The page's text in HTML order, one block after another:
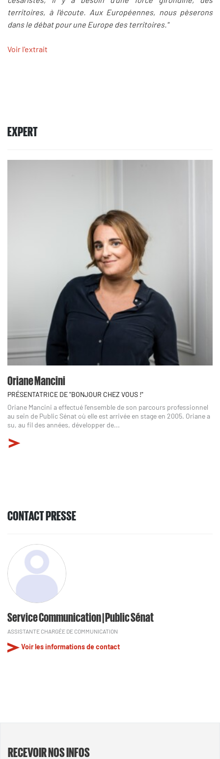
territoires, à l'écoute. Aux Européennes, nous pèserons
dans le débat pour une Europe des territoires."
Voir l'extrait
EXPERT
Oriane Mancini
PRÉSENTATRICE DE "BONJOUR CHEZ VOUS !"
Oriane Mancini a effectué l’ensemble de son parcours professionnel
au sein de Public Sénat où elle est arrivée en stage en 2005. Oriane a
su, au fil des années, développer de...
CONTACT PRESSE
Service Communication | Public Sénat
ASSISTANTE CHARGÉE DE COMMUNICATION
Voir les informations de contact
RECEVOIR NOS INFOS